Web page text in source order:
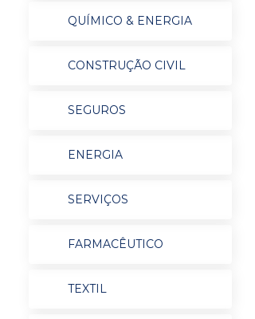
QUÍMICO & ENERGIA
CONSTRUÇÃO CIVIL
SEGUROS
ENERGIA
SERVIÇOS
FARMACÊUTICO
TEXTIL